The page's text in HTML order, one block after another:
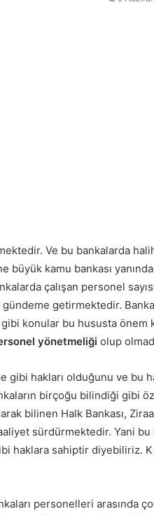
Ve bu bankalarda
kamu bankası
çalışan personel
gündeme getirmektedir.
gibi konular bu hususta önem
yönetmeliği olup
gibi hakları olduğunu ve bu
birçoğu bilindiği gibi
bilinen Halk Bankası,
sürdürmektedir. Yani bu
haklara sahiptir diyebiliriz.
personelleri arasında